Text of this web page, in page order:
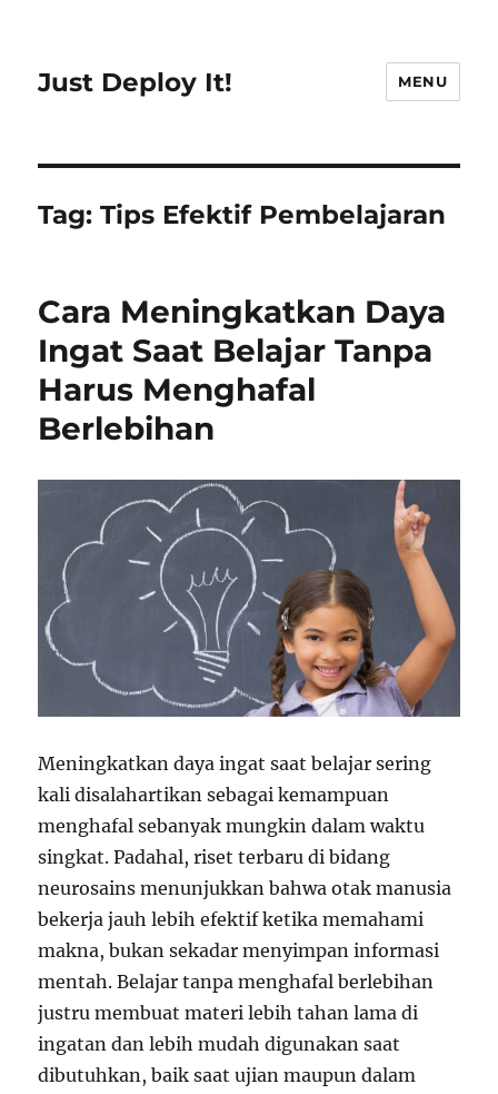
Just Deploy It! MENU
Tag:Tips Efektif Pembelajaran
Cara Meningkatkan Daya
Ingat Saat Belajar Tanpa
Harus Menghafal
Berlebihan
Meningkatkan daya ingat saat belajar sering
kali disalahartikan sebagai kemampuan
menghafal sebanyak mungkin dalam waktu
singkat. Padahal, riset terbaru di bidang
neurosains menunjukkan bahwa otak manusia
bekerja jauh lebih efektif ketika memahami
makna, bukan sekadar menyimpan informasi
mentah. Belajar tanpa menghafal berlebihan
justru membuat materi lebih tahan lama di
ingatan dan lebih mudah digunakan saat
dibutuhkan, baik saat ujian maupun dalam